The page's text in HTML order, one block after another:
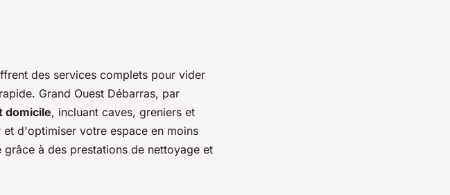
des services complets pour vider
Grand Ouest Débarras, par
domicile, incluant caves, greniers et
d'optimiser votre espace en moins
à des prestations de nettoyage et